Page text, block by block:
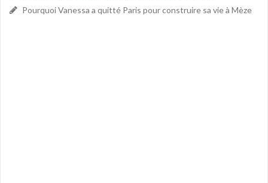
Pourquoi Vanessa a quitté Paris pour construire sa vie à Mèze